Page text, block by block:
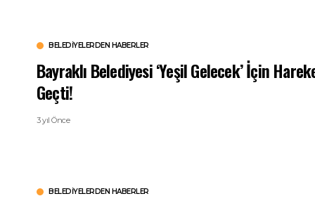
BELEDIYELERDEN HABERLER
Bayraklı Belediyesi ‘Yeşil Gelecek’ İçin
Geçti!
3 yıl Önce
BELEDIYELERDEN HABERLER